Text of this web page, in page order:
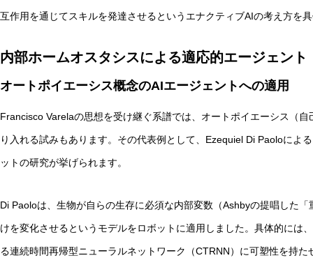
互作用を通じてスキルを発達させるというエナクティブAIの考え方を
内部ホームオスタシスによる適応的エージェン
オートポイエーシス概念のAIエージェントへの適用
Francisco Varelaの思想を受け継ぐ系譜では、オートポイエーシス（
り入れる試みもあります。その代表例として、Ezequiel Di Paoloによ
ットの研究が挙げられます。
Di Paoloは、生物が自らの生存に必須な内部変数（Ashbyの提唱した
けを変化させるというモデルをロボットに適用しました。具体的には
る連続時間再帰型ニューラルネットワーク（CTRNN）に可塑性を持